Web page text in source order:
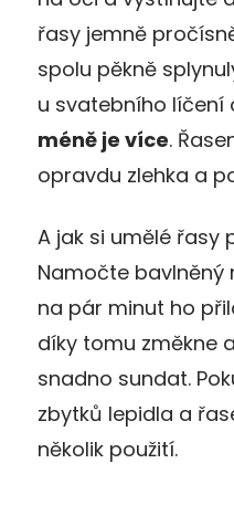
řasy jemně
spolu pěkně
u svatebního líčení
méně je více.
opravdu zlehka a
A jak si umělé řasy
Namočte bavlněný
na pár minut ho
díky tomu změkne
snadno sundat.
zbytků lepidla a
několik použití.